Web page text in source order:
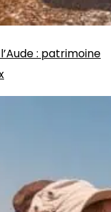
: patrimoine